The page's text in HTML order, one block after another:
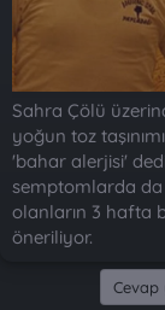
Sahra Çölü
yoğun toz
'bahar alerjisi'
semptomlarda da
olanların 3 hafta
öneriliyor.